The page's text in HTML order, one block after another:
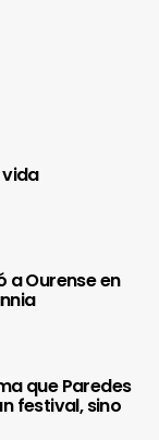
vida
a Ourense en
que Paredes
festival, sino